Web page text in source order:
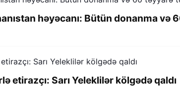
həyəcanı: Bütün donanma və
etirazçı: Sarı Yeleklilər kölgədə qaldı